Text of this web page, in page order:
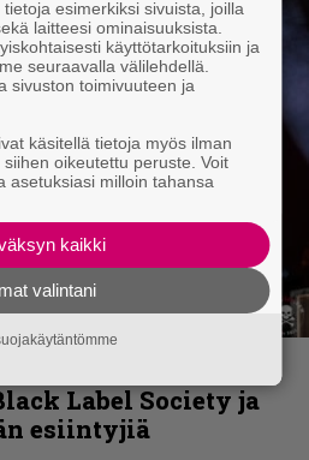
kuvina, osa 1 –
Label Society ja
esiintyjiä
esimerkiksi sivuista, joilla
laitteesi ominaisuuksista.
käyttötarkoituksiin ja
seuraavalla välilehdellä.
sivuston toimivuuteen ja
käsitellä tietoja myös ilman
oikeutettu peruste. Voit
asetuksiasi milloin tahansa
kaikki
valintani